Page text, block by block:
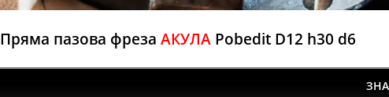
Пряма пазова фреза АКУЛА Pobedit D12 h30 d6